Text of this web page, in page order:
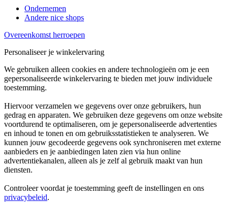
Ondernemen
Andere nice shops
Overeenkomst herroepen
Personaliseer je winkelervaring
We gebruiken alleen cookies en andere technologieën om je een
gepersonaliseerde winkelervaring te bieden met jouw individuele
toestemming.
Hiervoor verzamelen we gegevens over onze gebruikers, hun
gedrag en apparaten. We gebruiken deze gegevens om onze website
voortdurend te optimaliseren, om je gepersonaliseerde advertenties
en inhoud te tonen en om gebruiksstatistieken te analyseren. We
kunnen jouw gecodeerde gegevens ook synchroniseren met externe
aanbieders en je aanbiedingen laten zien via hun online
advertentiekanalen, alleen als je zelf al gebruik maakt van hun
diensten.
Controleer voordat je toestemming geeft de instellingen en ons
privacybeleid.